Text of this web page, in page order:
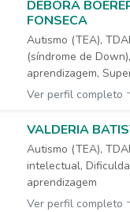
DÉBORA
FONSECA
Autismo (TEA),
(síndrome de
aprendizagem,
Ver perfil completo
VALDERIA
Autismo (TEA),
intelectual,
aprendizagem
Ver perfil completo